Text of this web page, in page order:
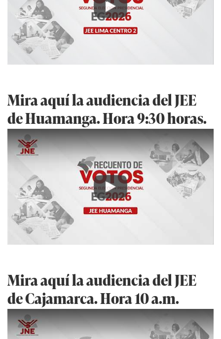
Play
Mira aquí la audiencia del JEE
de Huamanga. Hora 9:30 horas.
Play
Mira aquí la audiencia del JEE
de Cajamarca. Hora 10 a.m.